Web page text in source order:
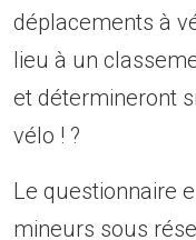
déplacements à
lieu à un
et détermineront
vélo ! ?
Le questionnaire
mineurs sous